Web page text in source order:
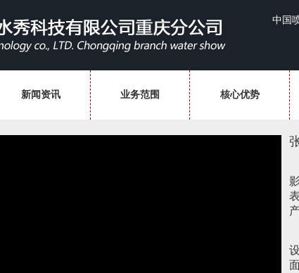
中国
新闻资讯 业务范围 核心优势